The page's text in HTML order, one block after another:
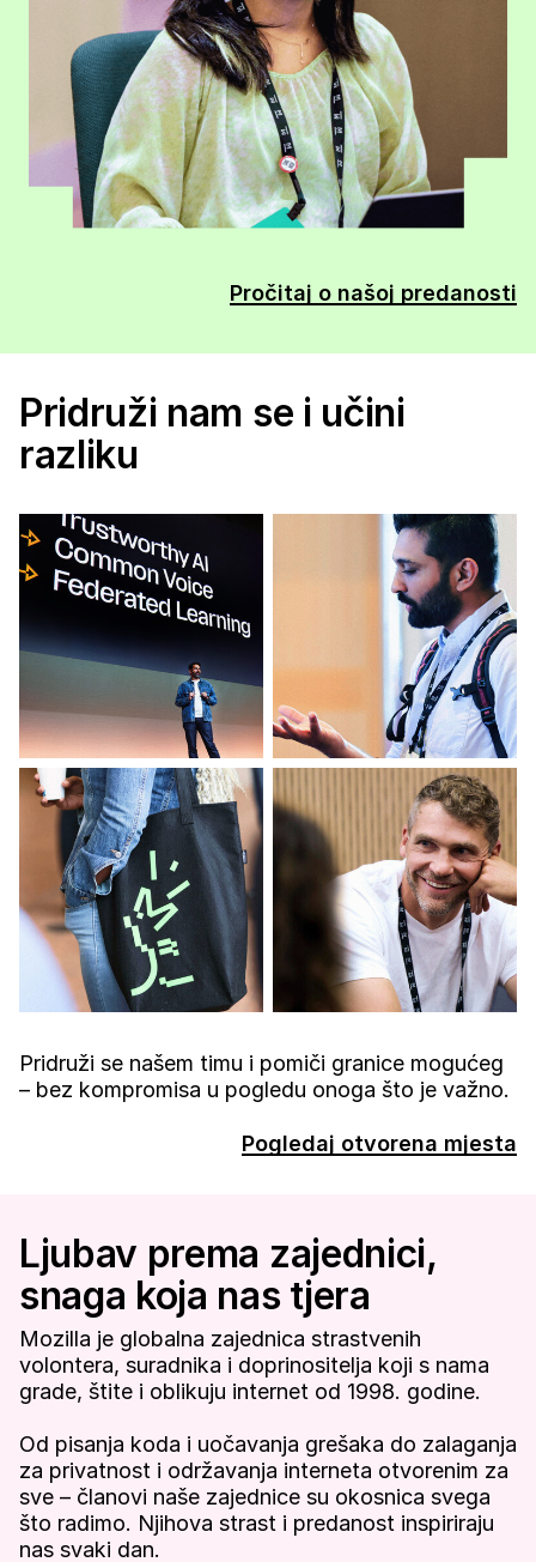
Pročitaj o našoj predanosti
Pridruži nam se i učini
razliku
Pridruži se našem timu i pomiči granice mogućeg
– bez kompromisa u pogledu onoga što je važno.
Pogledaj otvorena mjesta
Ljubav prema zajednici,
snaga koja nas tjera
Mozilla je globalna zajednica strastvenih
volontera, suradnika i doprinositelja koji s nama
grade, štite i oblikuju internet od 1998. godine.
Od pisanja koda i uočavanja grešaka do zalaganja
za privatnost i održavanja interneta otvorenim za
sve – članovi naše zajednice su okosnica svega
što radimo. Njihova strast i predanost inspiriraju
nas svaki dan.